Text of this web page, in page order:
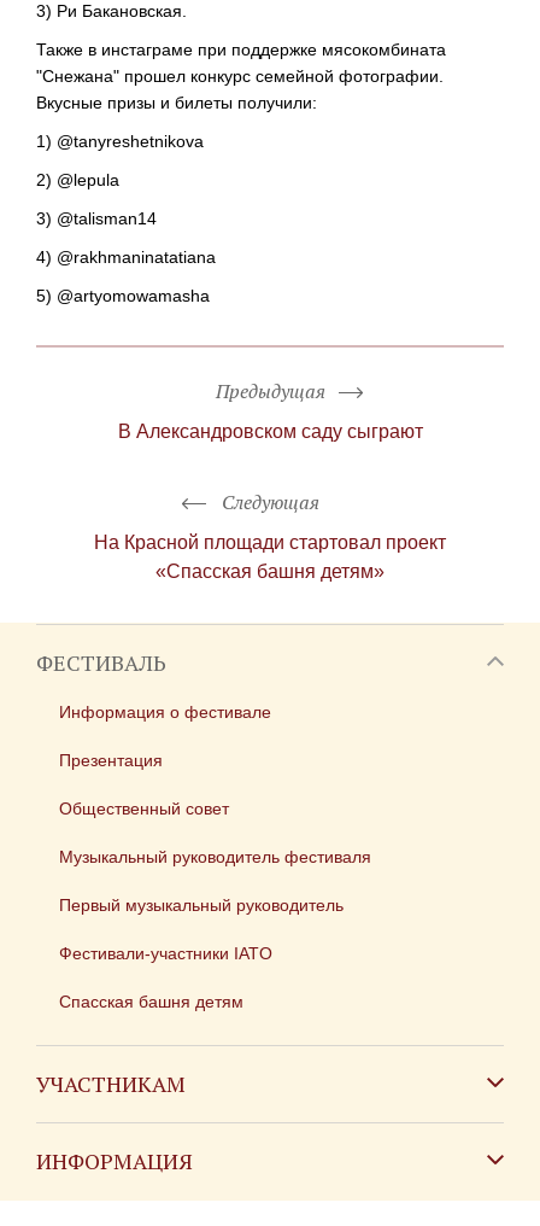
3) Ри Бакановская.
Также в инстаграме при поддержке мясокомбината
"Снежана" прошел конкурс семейной фотографии.
Вкусные призы и билеты получили:
1) @tanyreshetnikova
2) @lepula
3) @talisman14
4) @rakhmaninatatiana
5) @artyomowamasha
Следующая
На Красной площади стартовал проект
«Спасская башня детям»
Предыдущая
В Александровском саду сыграют
ФЕСТИВАЛЬ
Информация о фестивале
Презентация
Общественный совет
Музыкальный руководитель фестиваля
Первый музыкальный руководитель
Фестивали-участники IATO
Спасская башня детям
УЧАСТНИКАМ
ИНФОРМАЦИЯ